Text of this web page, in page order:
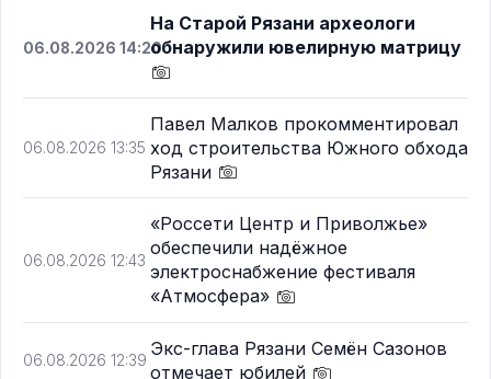
06.08.2026 14:20
На Старой Рязани археологи
обнаружили ювелирную матрицу
06.08.2026 13:35
Павел Малков прокомментировал
ход строительства Южного обхода
Рязани
06.08.2026 12:43
«Россети Центр и Приволжье»
обеспечили надёжное
электроснабжение фестиваля
«Атмосфера»
06.08.2026 12:39
Экс-глава Рязани Семён Сазонов
отмечает юбилей